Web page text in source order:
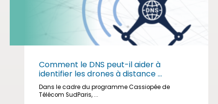
Comment le DNS peut-il aider à
identifier les drones à distance ...
Dans le cadre du programme Cassiopée de
Télécom SudParis, ...